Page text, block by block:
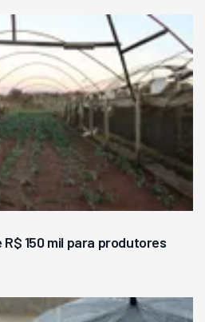
150 mil para produtores